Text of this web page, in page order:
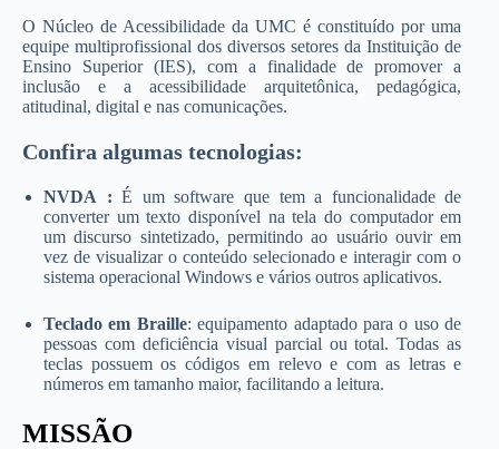
O Núcleo de Acessibilidade da UMC é constituído por uma
equipe multiprofissional dos diversos setores da Instituição de
Ensino Superior (IES), com a finalidade de promover a
inclusão e a acessibilidade arquitetônica, pedagógica,
atitudinal, digital e nas comunicações.
Confira algumas tecnologias:
NVDA :É um software que tem a funcionalidade de
converter um texto disponível na tela do computador em
um discurso sintetizado, permitindo ao usuário ouvir em
vez de visualizar o conteúdo selecionado e interagir com o
sistema operacional Windows e vários outros aplicativos.
Teclado em Braille: equipamento adaptado para o uso de
pessoas com deficiência visual parcial ou total. Todas as
teclas possuem os códigos em relevo e com as letras e
números em tamanho maior, facilitando a leitura.
MISSÃO